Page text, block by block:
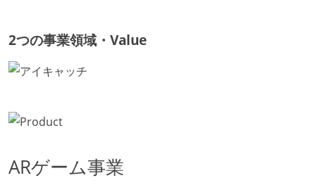
2つの事業領域・Value
ARゲーム事業